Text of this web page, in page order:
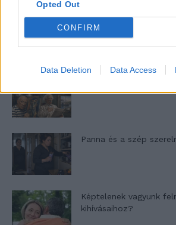
Opted Out
CONFIRM
Data Deletion Data Access
A világ legismertebb
Panna és a szép
Képtelenek vagyunk
kihívásaihoz?